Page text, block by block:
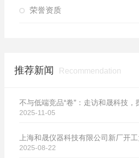
荣誉资质
推荐新闻 Recommendation
2025-11-05
上海和晟仪器科技有限公司新厂开
2025-08-22